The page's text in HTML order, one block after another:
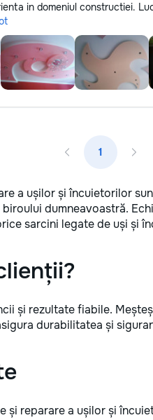
in domeniul constructiei.
1
a ușilor și încuietorilor
dumneavoastră.
sarcini legate de uși și
și rezultate fiabile.
durabilitatea și
și reparare a ușilor și